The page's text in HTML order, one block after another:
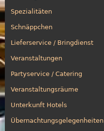
Spezialitäten
Schnäppchen
Lieferservice / Bringdienst
Veranstaltungen
Partyservice / Catering
Veranstaltungsräume
Unterkunft Hotels
Übernachtungsgelegenheiten